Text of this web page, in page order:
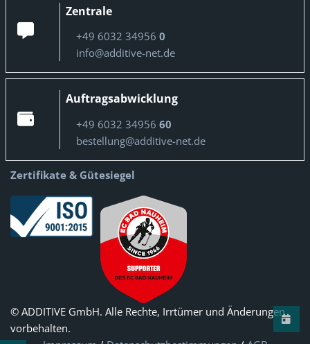
Zentrale
+49 6032 34956 0
info@additive-net.de
Auftragsabwicklung
+49 6032 34956 60
bestellung@additive-net.de
Zertifikate & Gütesiegel
© ADDITIVE GmbH. Alle Rechte, Irrtümer und Änderungen
vorbehalten.